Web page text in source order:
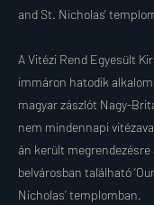
and St. Nicholas'
A Vitézi Rend Egyesült
immáron hatodik
magyar zászlót Nagy-
nem mindennapi
án került megrendezésre
belvárosban található
Nicholas’ templomban.